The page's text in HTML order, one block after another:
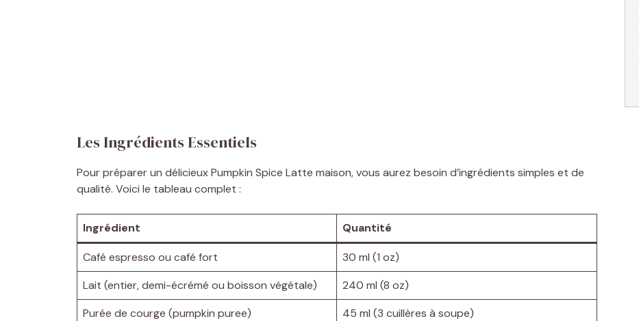
Les Ingrédients Essentiels
Pour préparer un délicieux Pumpkin Spice Latte maison, vous aurez besoin d’ingrédients simples et de
qualité. Voici le tableau complet :
Ingrédient Quantité
Café espresso ou café fort
30 ml (1 oz)
Lait (entier, demi-écrémé ou boisson végétale)
240 ml (8 oz)
Purée de courge (pumpkin puree)
45 ml (3 cuillères à soupe)